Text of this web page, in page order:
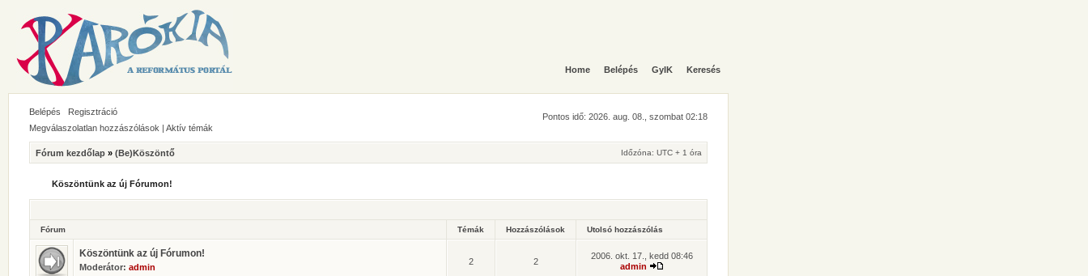
Home Belépés GyIK Keresés
Belépés Regisztráció
Pontos idő: 2026. aug. 08., szombat 02:18
Megválaszolatlan hozzászólások | Aktív témák
Fórum kezdőlap » (Be)Köszöntő Időzóna: UTC + 1 óra
Köszöntünk az új Fórumon!
Fórum Témák Hozzászólások Utolsó hozzászólás
Köszöntünk az új Fórumon!
Moderátor: admin
2 2
2006. okt. 17., kedd 08:46
admin